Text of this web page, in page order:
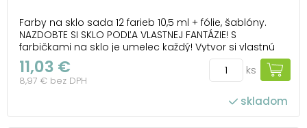
Farby na sklo sada 12 farieb 10,5 ml + fólie, šablóny.
NAZDOBTE SI SKLO PODĽA VLASTNEJ FANTÁZIE! S
farbičkami na sklo je umelec každý! Vytvor si vlastnú
kúzelnú výzdobu! Vhodné na okno, zrkadlo, dlaždice, ai.
Farby sú netoxické. BALENIE OBSAHUJE: - 1 ks ružovej
farby s trblietkami 10,5 ml ...
11,03 €
8,97 € bez DPH
ks
skladom